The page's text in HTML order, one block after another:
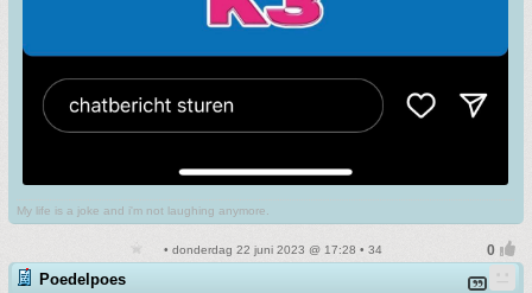
My life is a joke and i'm not laughing anymore.
• donderdag 22 juni 2023 @ 17:28 • 34
Poedelpoes